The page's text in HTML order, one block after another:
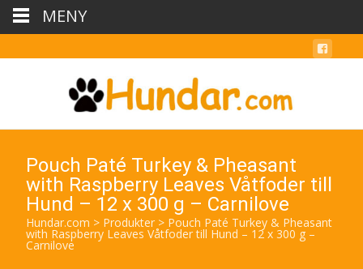
Pouch Paté Turkey & Pheasant
with Raspberry Leaves Våtfoder till
Hund – 12 x 300 g – Carnilove
Hundar.com > Produkter > Pouch Paté Turkey & Pheasant
with Raspberry Leaves Våtfoder till Hund – 12 x 300 g –
Carnilove
MENY